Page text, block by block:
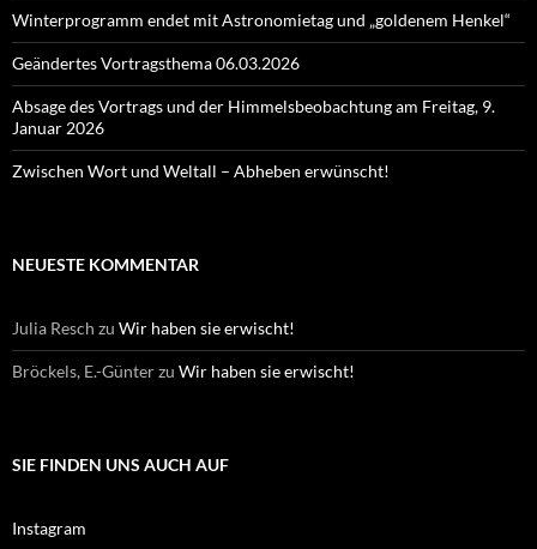
Winterprogramm endet mit Astronomietag und „goldenem Henkel“
Geändertes Vortragsthema 06.03.2026
Absage des Vortrags und der Himmelsbeobachtung am Freitag, 9.
Januar 2026
Zwischen Wort und Weltall – Abheben erwünscht!
NEUESTE KOMMENTAR
Julia Resch zu Wir haben sie erwischt!
Bröckels, E.-Günterzu Wir haben sie erwischt!
SIE FINDEN UNS AUCH AUF
Instagram